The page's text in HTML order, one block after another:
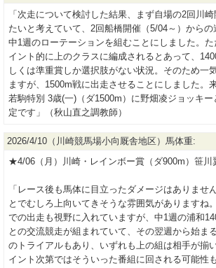
「次走について検討した結果、まず自場の2回川
たいと考えていて、2回船橋開催（5/04～）からの
中1週のローテーションを組むことにしました。
イント的に上のクラスに編成されるとあって、
しくは準重賞しか選択肢がない状況。そのため一
ますが、1500m戦に出走させることにしました。
若駒特別 3歳(一)（ダ1500m）に野畑凌ジョッキ
定です」（秋山直之調教師）
2026/4/10（川崎競馬場小向厩舎地区）馬体重:
★4/06（月）川崎・レインボー賞（ダ900m）笹川
「レース後も馬体に目立ったダメージはありませ
とでむしろ上向いてきそうな雰囲気がありますね
での出走も視野に入れていますが、中1週の浦和
との交流競走が組まれていて、その翌週から始ま
のトライアルもあり、いずれも上の組は相手が揃
イント次第ではそういった番組に回される可能性